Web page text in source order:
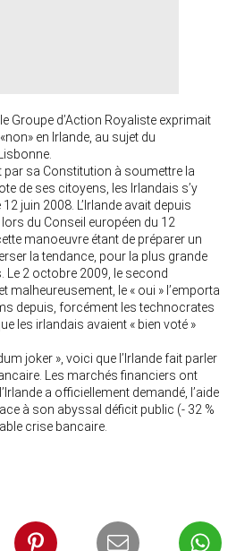
Groupe d’Action Royaliste exprimait
en Irlande, au sujet du
par sa Constitution à soumettre la
de ses citoyens, les Irlandais s’y
juin 2008. L’Irlande avait depuis
du Conseil européen du 12
manoeuvre étant de préparer un
la tendance, pour la plus grande
Le 2 octobre 2009, le second
malheureusement, le « oui » l’emporta
depuis, forcément les technocrates
les irlandais avaient « bien voté »
joker », voici que l’Irlande fait parler
Les marchés financiers ont
a officiellement demandé, l’aide
à son abyssal déficit public (- 32 %
crise bancaire.